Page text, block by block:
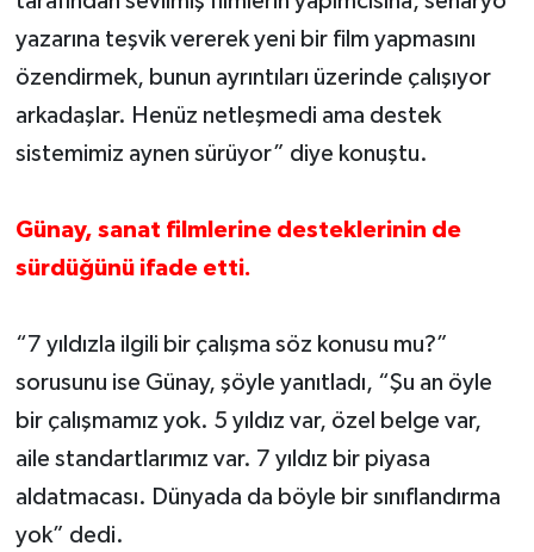
yazarına teşvik vererek yeni bir film yapmasını
özendirmek, bunun ayrıntıları üzerinde çalışıyor
arkadaşlar. Henüz netleşmedi ama destek
sistemimiz aynen sürüyor” diye konuştu.
Günay, sanat filmlerine desteklerinin de
sürdüğünü ifade etti.
“7 yıldızla ilgili bir çalışma söz konusu mu?”
sorusunu ise Günay, şöyle yanıtladı, “Şu an öyle
bir çalışmamız yok. 5 yıldız var, özel belge var,
aile standartlarımız var. 7 yıldız bir piyasa
aldatmacası. Dünyada da böyle bir sınıflandırma
yok” dedi.